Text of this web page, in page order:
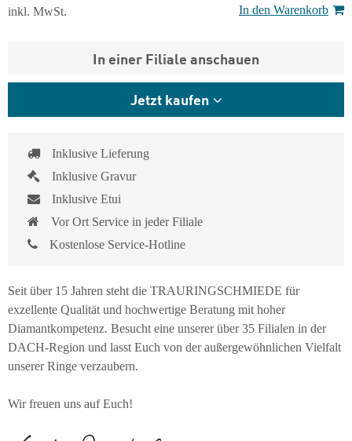
inkl. MwSt.
In den Warenkorb
In einer Filiale anschauen
Jetzt kaufen
Inklusive Lieferung
Inklusive Gravur
Inklusive Etui
Vor Ort Service in jeder Filiale
Kostenlose Service-Hotline
Seit über 15 Jahren steht die TRAURINGSCHMIEDE für
exzellente Qualität und hochwertige Beratung mit hoher
Diamantkompetenz. Besucht eine unserer über 35 Filialen in der
DACH-Region und lasst Euch von der außergewöhnlichen Vielfalt
unserer Ringe verzaubern.
Wir freuen uns auf Euch!